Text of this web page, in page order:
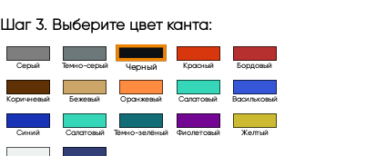
Шаг 3. Выберите цвет канта:
Серый Темно-серый Черный Красный Бордовый
Коричневый Бежевый Оранжевый Салатовый Васильковый
Синий Салатовый Тёмно-зелёный Фиолетовый Желтый